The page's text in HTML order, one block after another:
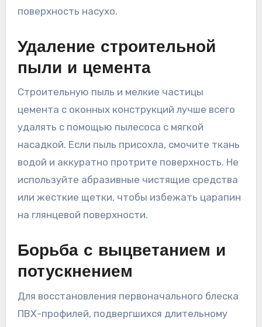
поверхность насухо.
Удаление строительной
пыли и цемента
Строительную пыль и мелкие частицы
цемента с оконных конструкций лучше всего
удалять с помощью пылесоса с мягкой
насадкой. Если пыль присохла, смочите ткань
водой и аккуратно протрите поверхность. Не
используйте абразивные чистящие средства
или жесткие щетки, чтобы избежать царапин
на глянцевой поверхности.
Борьба с выцветанием и
потускнением
Для восстановления первоначального блеска
ПВХ-профилей, подвергшихся длительному